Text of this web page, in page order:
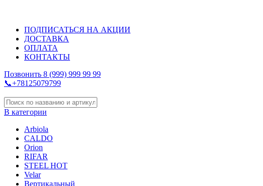
ПОДПИСАТЬСЯ НА АКЦИИ
ДОСТАВКА
ОПЛАТА
КОНТАКТЫ
Позвонить 8 (999) 999 99 99
📞+78125079799
В категории
Arbiola
CALDO
Orion
RIFAR
STEEL HOT
Velar
Вертикальный